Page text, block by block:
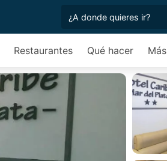
Restaurantes Qué hacer Más